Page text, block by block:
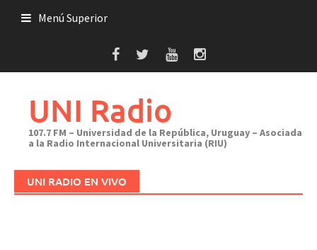
Menú Superior
UNI Radio
107.7 FM – Universidad de la República, Uruguay – Asociada
a la Radio Internacional Universitaria (RIU)
UNI RADIO EN VIVO